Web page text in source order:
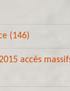
(146)
accès